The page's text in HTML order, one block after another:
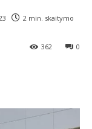
2 min. skaitymo
0
362